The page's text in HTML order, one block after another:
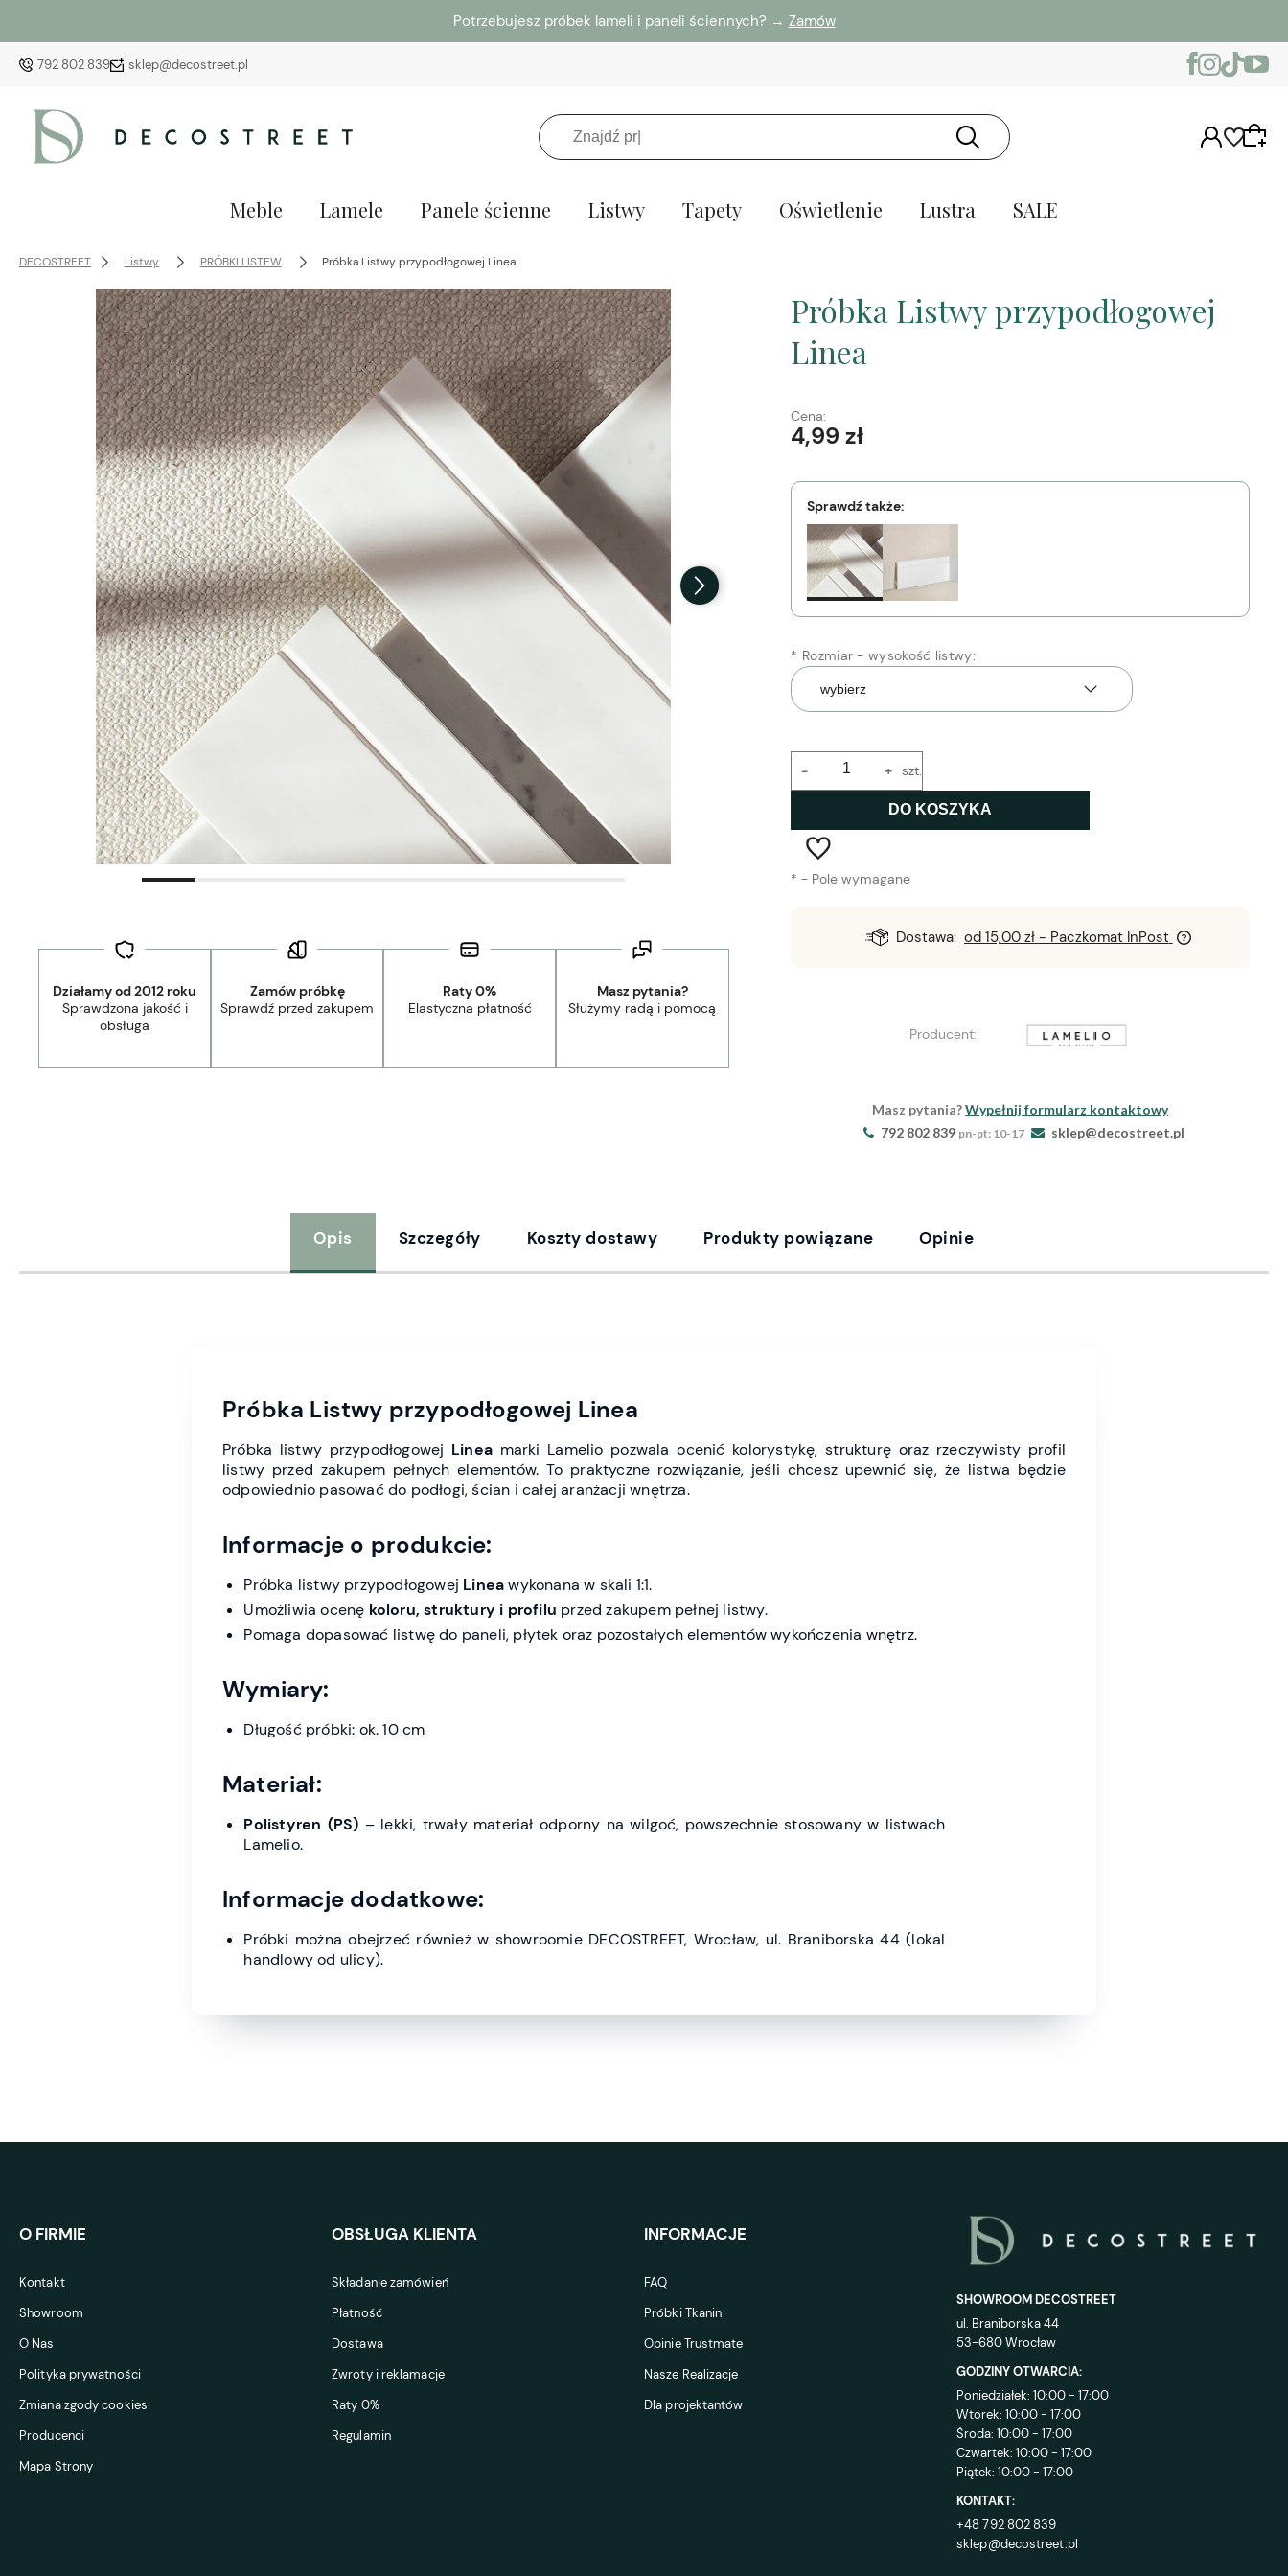
Potrzebujesz próbek lameli i paneli ściennych? → Zamów
792 802 839 sklep@decostreet.pl
Meble Lamele Panele ścienne Listwy Tapety Oświetlenie Lustra SALE
DECOSTREET Listwy PRÓBKI LISTEW Próbka Listwy przypodłogowej Linea
Działamy od 2012 roku
Sprawdzona jakość i
obsługa
Zamów próbkę
Sprawdź przed zakupem
Raty 0%
Elastyczna płatność
Masz pytania?
Służymy radą i pomocą
Próbka Listwy przypodłogowej
Linea
Cena:
4,99 zł
Sprawdź także:
* Rozmiar - wysokość listwy:
+
- szt.
DO KOSZYKA
* - Pole wymagane
- Paczkomat InPost 1-3 dni robocze Dostawa: od 15,00 zł - Paczkomat InPost
Producent:
Masz pytania?Wypełnij formularz kontaktowy
792 802 839 pn-pt: 10-17 sklep@decostreet.pl
Opis Szczegóły Koszty dostawy Produkty powiązane Opinie
Próbka Listwy przypodłogowej Linea
Próbka listwy przypodłogowej Linea marki Lamelio pozwala ocenić kolorystykę, strukturę oraz rzeczywisty profil
listwy przed zakupem pełnych elementów. To praktyczne rozwiązanie, jeśli chcesz upewnić się, że listwa będzie
odpowiednio pasować do podłogi, ścian i całej aranżacji wnętrza.
Informacje o produkcie:
Próbka listwy przypodłogowej Lineawykonana w skali 1:1.
Umożliwia ocenę koloru, struktury i profilu przed zakupem pełnej listwy.
Pomaga dopasować listwę do paneli, płytek oraz pozostałych elementów wykończenia wnętrz.
Wymiary:
Długość próbki: ok. 10 cm
Materiał:
Polistyren (PS) – lekki, trwały materiał odporny na wilgoć, powszechnie stosowany w listwach
Lamelio.
Informacje dodatkowe:
Próbki można obejrzeć również w showroomie DECOSTREET, Wrocław, ul. Braniborska 44 (lokal
handlowy od ulicy).
O FIRMIE
Kontakt
Showroom
O Nas
Polityka prywatności
Zmiana zgody cookies
Producenci
Mapa Strony
OBSŁUGA KLIENTA
Składanie zamówień
Płatność
Dostawa
Zwroty i reklamacje
Raty 0%
Regulamin
INFORMACJE
FAQ
Próbki Tkanin
Opinie Trustmate
Nasze Realizacje
Dla projektantów
SHOWROOM DECOSTREET
ul. Braniborska 44
53-680 Wrocław
GODZINY OTWARCIA:
Poniedziałek: 10:00 - 17:00
Wtorek: 10:00 - 17:00
Środa: 10:00 - 17:00
Czwartek: 10:00 - 17:00
Piątek: 10:00 - 17:00
KONTAKT:
+48 792 802 839
sklep@decostreet.pl